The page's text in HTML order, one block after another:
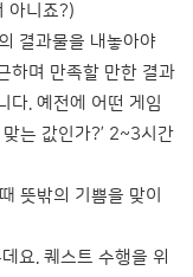
아니죠?)
결과물을 내놓아야
하며 만족할 만한 결과
다. 예전에 어떤 게임
는 값인가?’ 2~3시간
뜻밖의 기쁨을 맞이
요. 퀘스트 수행을 위